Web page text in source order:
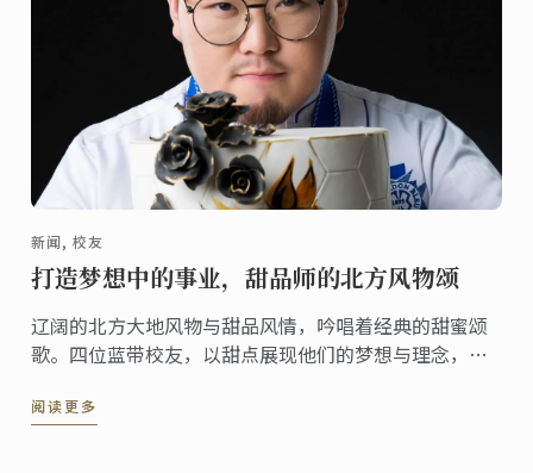
新闻, 校友
打造梦想中的事业，甜品师的北方风物颂
辽阔的北方大地风物与甜品风情，吟唱着经典的甜蜜颂
歌。四位蓝带校友，以甜点展现他们的梦想与理念，打
阅读更多